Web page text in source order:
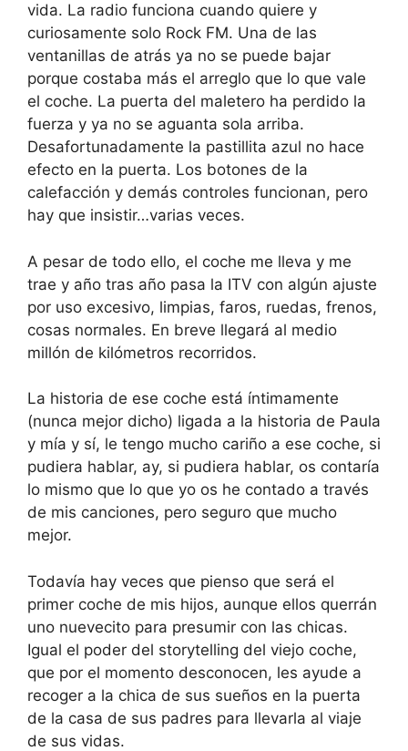
vida. La radio funciona cuando quiere y
curiosamente solo Rock FM. Una de las
ventanillas de atrás ya no se puede bajar
porque costaba más el arreglo que lo que vale
el coche. La puerta del maletero ha perdido la
fuerza y ya no se aguanta sola arriba.
Desafortunadamente la pastillita azul no hace
efecto en la puerta. Los botones de la
calefacción y demás controles funcionan, pero
hay que insistir…varias veces.
A pesar de todo ello, el coche me lleva y me
trae y año tras año pasa la ITV con algún ajuste
por uso excesivo, limpias, faros, ruedas, frenos,
cosas normales. En breve llegará al medio
millón de kilómetros recorridos.
La historia de ese coche está íntimamente
(nunca mejor dicho) ligada a la historia de Paula
y mía y sí, le tengo mucho cariño a ese coche, si
pudiera hablar, ay, si pudiera hablar, os contaría
lo mismo que lo que yo os he contado a través
de mis canciones, pero seguro que mucho
mejor.
Todavía hay veces que pienso que será el
primer coche de mis hijos, aunque ellos querrán
uno nuevecito para presumir con las chicas.
Igual el poder del storytelling del viejo coche,
que por el momento desconocen, les ayude a
recoger a la chica de sus sueños en la puerta
de la casa de sus padres para llevarla al viaje
de sus vidas.